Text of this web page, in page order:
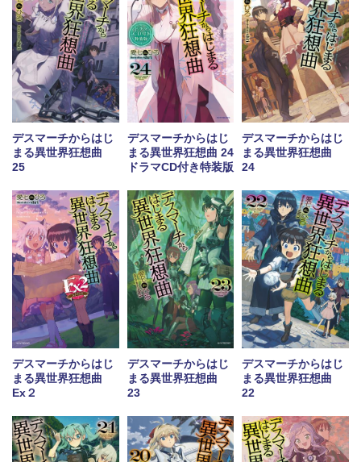
デスマーチからはじ
まる異世界狂想曲
25
デスマーチからはじ
まる異世界狂想曲 24
ドラマCD付き特装版
デスマーチからはじ
まる異世界狂想曲
24
デスマーチからはじ
まる異世界狂想曲
Ex２
デスマーチからはじ
まる異世界狂想曲
23
デスマーチからはじ
まる異世界狂想曲
22